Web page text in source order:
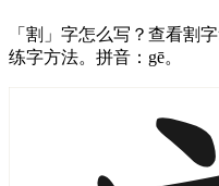
「割」字怎么写？查看割
练字方法。拼音：gē。